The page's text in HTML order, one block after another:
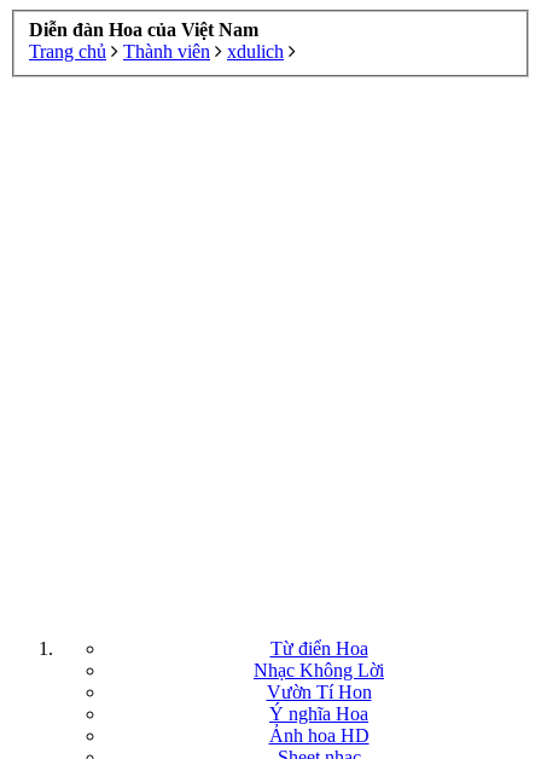
Diễn đàn Hoa của Việt Nam
Trang chủ
Thành viên xdulich
Từ điển Hoa
Nhạc Không Lời
Vườn Tí Hon
Ý nghĩa Hoa
Ảnh hoa HD